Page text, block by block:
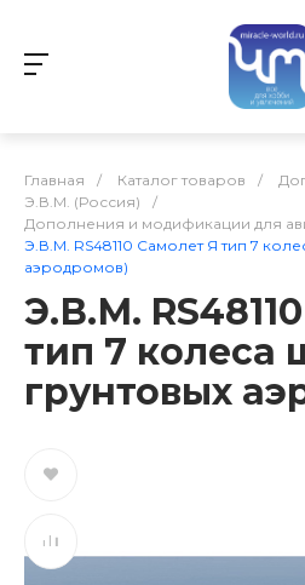
Главная / Каталог товаров /
Э.В.М. (Россия)
/
Дополнения и модификации для
Э.В.М. RS48110 Самолет Я тип 7
аэродромов)
Э.В.М.
тип 7 колеса
грунтовых